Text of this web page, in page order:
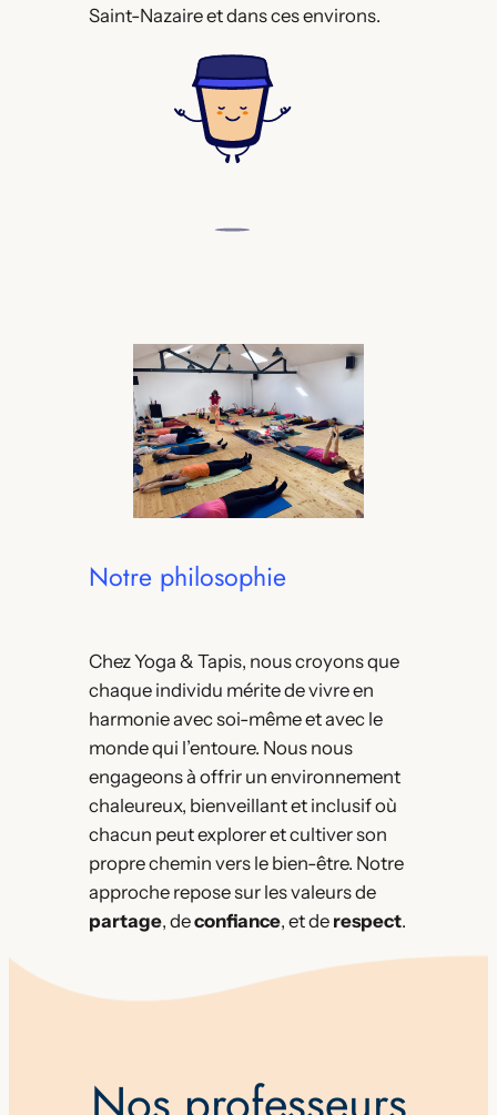
Saint-Nazaire et dans ces environs.
Notre philosophie
Chez Yoga & Tapis, nous croyons que
chaque individu mérite de vivre en
harmonie avec soi-même et avec le
monde qui l’entoure. Nous nous
engageons à offrir un environnement
chaleureux, bienveillant et inclusif où
chacun peut explorer et cultiver son
propre chemin vers le bien-être. Notre
approche repose sur les valeurs de
partage, deconfiance, et de respect.